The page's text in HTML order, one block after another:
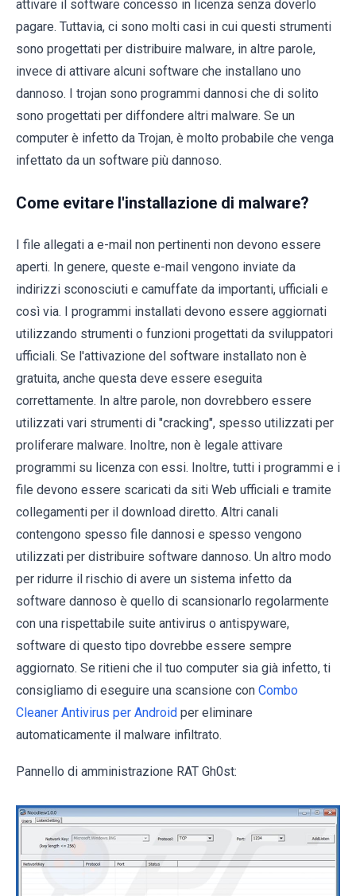
attivare il software concesso in licenza senza doverlo
pagare. Tuttavia, ci sono molti casi in cui questi strumenti
sono progettati per distribuire malware, in altre parole,
invece di attivare alcuni software che installano uno
dannoso. I trojan sono programmi dannosi che di solito
sono progettati per diffondere altri malware. Se un
computer è infetto da Trojan, è molto probabile che venga
infettato da un software più dannoso.
Come evitare l'installazione di malware?
I file allegati a e-mail non pertinenti non devono essere
aperti. In genere, queste e-mail vengono inviate da
indirizzi sconosciuti e camuffate da importanti, ufficiali e
così via. I programmi installati devono essere aggiornati
utilizzando strumenti o funzioni progettati da sviluppatori
ufficiali. Se l'attivazione del software installato non è
gratuita, anche questa deve essere eseguita
correttamente. In altre parole, non dovrebbero essere
utilizzati vari strumenti di "cracking", spesso utilizzati per
proliferare malware. Inoltre, non è legale attivare
programmi su licenza con essi. Inoltre, tutti i programmi e i
file devono essere scaricati da siti Web ufficiali e tramite
collegamenti per il download diretto. Altri canali
contengono spesso file dannosi e spesso vengono
utilizzati per distribuire software dannoso. Un altro modo
per ridurre il rischio di avere un sistema infetto da
software dannoso è quello di scansionarlo regolarmente
con una rispettabile suite antivirus o antispyware,
software di questo tipo dovrebbe essere sempre
aggiornato. Se ritieni che il tuo computer sia già infetto, ti
consigliamo di eseguire una scansione con Combo
Cleaner Antivirus per Android per eliminare
automaticamente il malware infiltrato.
Pannello di amministrazione RAT Gh0st: